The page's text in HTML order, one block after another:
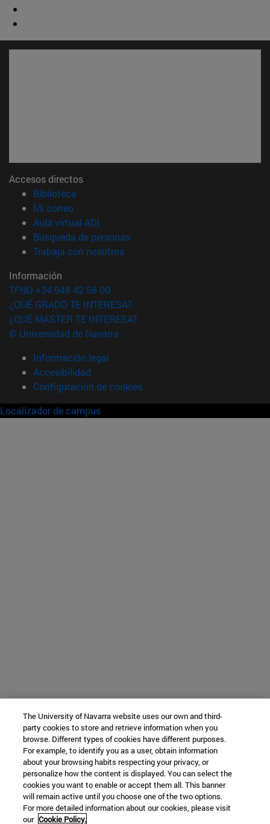
Accesos directos
Biblioteca
Mi correo(abre en nueva ventana)
Aula virtual ADI
Búsqueda de personas(abre en nueva ventana)
Trabaja con nosotros(abre en nueva ventana)
Información
TFNO +34 948 42 56 00
¿QUÉ GRADO TE INTERESA?
¿QUÉ MÁSTER TE INTERESA?
© Universidad de Navarra
Información legal
Accesibilidad
Configuración de cookies
Localizador de campus
The University of Navarra website uses our own and third-
party cookies to store and retrieve information when you
browse. Different types of cookies have different purposes.
For example, to identify you as a user, obtain information
about your browsing habits respecting your privacy, or
personalize how the content is displayed. You can select the
cookies you want to enable or accept them all. This banner
will remain active until you choose one of the two options.
For more detailed information about our cookies, please visit
our Cookie Policy.